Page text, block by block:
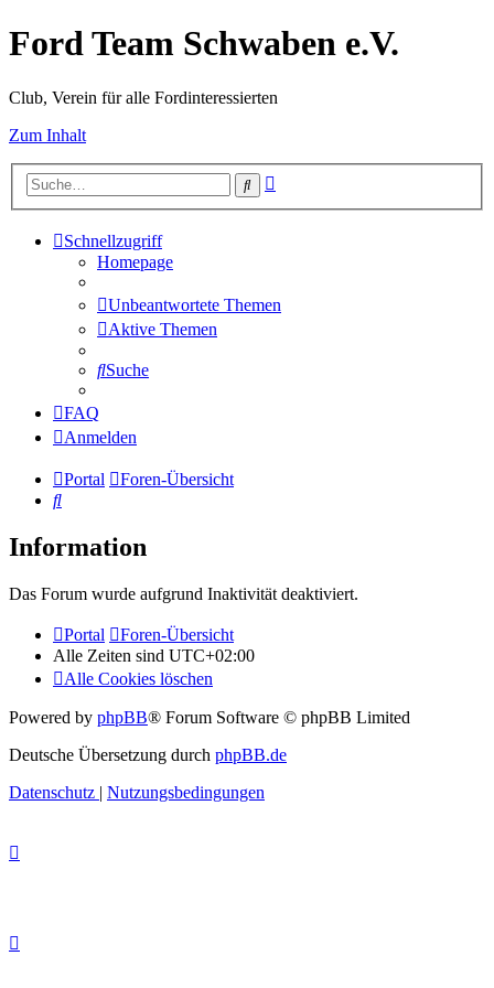
Ford Team Schwaben e.V.
Club, Verein für alle Fordinteressierten
Zum Inhalt
Suche
Schnellzugriff
Homepage
Unbeantwortete Themen
Aktive Themen
Suche
FAQ
Anmelden
Portal
Foren-Übersicht
Suche
Information
Das Forum wurde aufgrund Inaktivität deaktiviert.
Portal
Foren-Übersicht
Alle Zeiten sind UTC+02:00
Alle Cookies löschen
Powered by phpBB® Forum Software © phpBB Limited
Deutsche Übersetzung durch phpBB.de
Datenschutz | Nutzungsbedingungen